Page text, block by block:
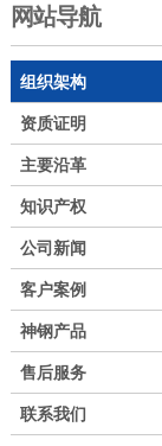
网站导航
组织架构
资质证明
主要沿革
知识产权
公司新闻
客户案例
神钢产品
售后服务
联系我们